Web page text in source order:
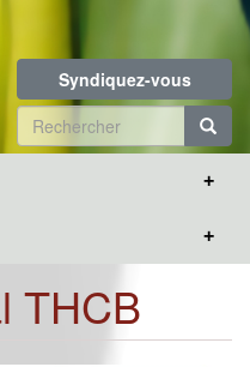
Syndiquez-vous
Formulaire
de
THCB